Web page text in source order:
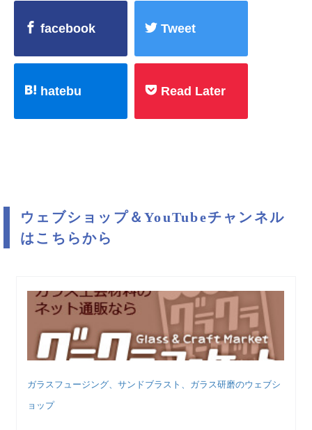
facebook Tweet
hatebu Read Later
ウェブショップ＆YouTubeチャンネル
はこちらから
ガラスフュージング、サンドブラスト、ガラス研磨のウェブシ
ョップ